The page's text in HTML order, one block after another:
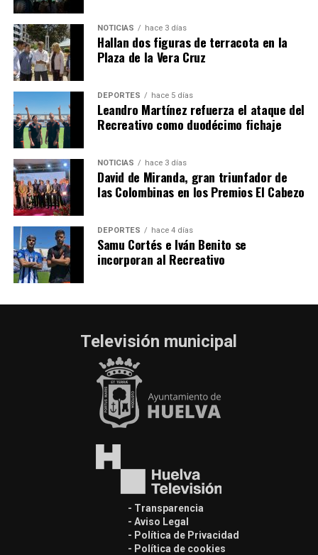
SEXTA CORRIDA DE LAS FIESTAS COLOMBINAS
2026
hace 6 días· Huelvatv
NOTICIAS hace 3 días
Hallan dos figuras de terracota en la
Plaza de la Vera Cruz
DEPORTES hace 5 días
Leandro Martínez refuerza el ataque del
Recreativo como duodécimo fichaje
NOTICIAS hace 3 días
David de Miranda, gran triunfador de
las Colombinas en los Premios El Cabezo
DEPORTES hace 4 días
Samu Cortés e Iván Benito se
incorporan al Recreativo
Televisión municipal
- Transparencia
- Aviso Legal
- Política de Privacidad
- Política de cookies